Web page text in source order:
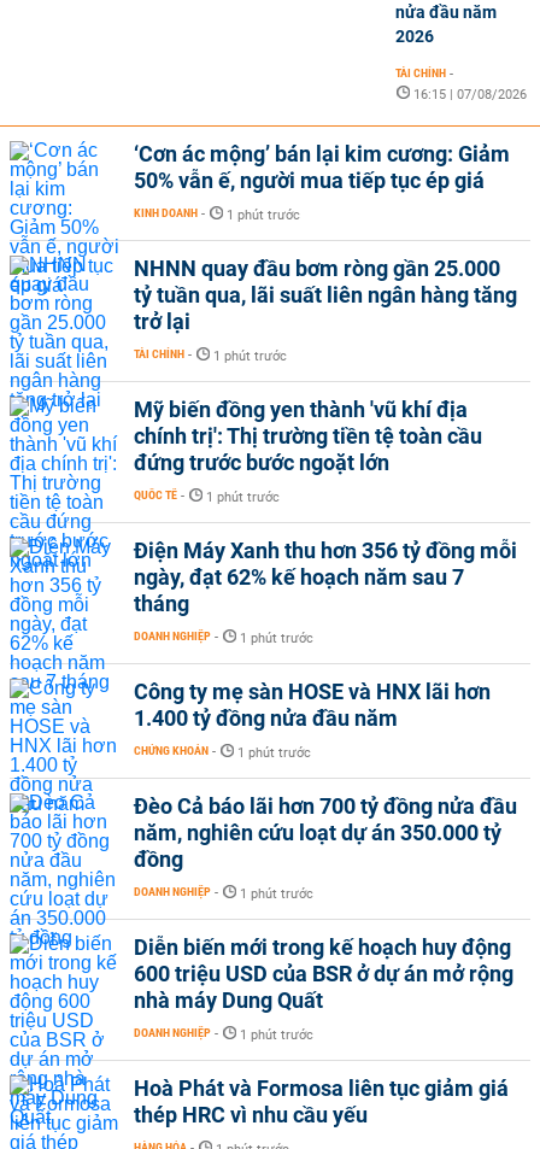
nửa đầu năm
2026
TÀI CHÍNH -
16:15 | 07/08/2026
‘Cơn ác mộng’ bán lại kim cương: Giảm
50% vẫn ế, người mua tiếp tục ép giá
KINH DOANH - 1 phút trước
NHNN quay đầu bơm ròng gần 25.000
tỷ tuần qua, lãi suất liên ngân hàng tăng
trở lại
TÀI CHÍNH - 1 phút trước
Mỹ biến đồng yen thành 'vũ khí địa
chính trị': Thị trường tiền tệ toàn cầu
đứng trước bước ngoặt lớn
QUỐC TẾ - 1 phút trước
Điện Máy Xanh thu hơn 356 tỷ đồng mỗi
ngày, đạt 62% kế hoạch năm sau 7
tháng
DOANH NGHIỆP - 1 phút trước
Công ty mẹ sàn HOSE và HNX lãi hơn
1.400 tỷ đồng nửa đầu năm
CHỨNG KHOÁN - 1 phút trước
Đèo Cả báo lãi hơn 700 tỷ đồng nửa đầu
năm, nghiên cứu loạt dự án 350.000 tỷ
đồng
DOANH NGHIỆP - 1 phút trước
Diễn biến mới trong kế hoạch huy động
600 triệu USD của BSR ở dự án mở rộng
nhà máy Dung Quất
DOANH NGHIỆP - 1 phút trước
Hoà Phát và Formosa liên tục giảm giá
thép HRC vì nhu cầu yếu